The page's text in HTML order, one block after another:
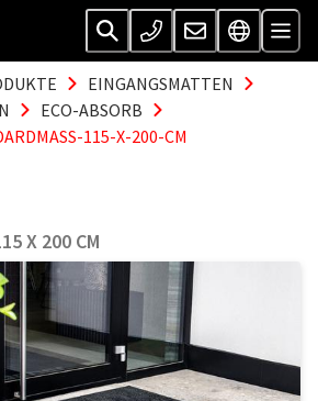
EINGANGSMATTEN
ECO-ABSORB
115-X-200-CM
X 200 CM